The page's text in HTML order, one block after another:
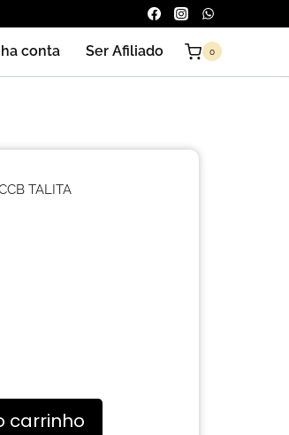
conta Ser Afiliado 0
TALITA
carrinho